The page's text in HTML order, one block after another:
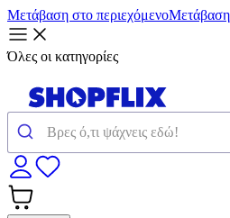
Μετάβαση στο περιεχόμενοΜετάβαση
Όλες οι κατηγορίες